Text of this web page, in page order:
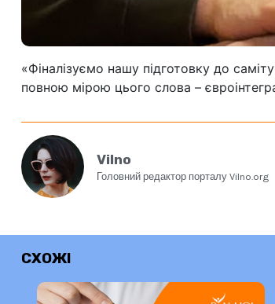
«Фіналізуємо нашу підготовку до
повною мірою цього слова –
Vilno
Головний редактор порталу Vilno.org
СХОЖІ